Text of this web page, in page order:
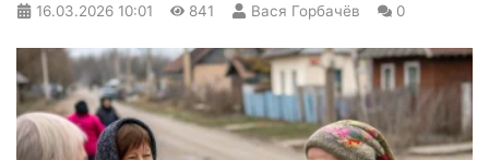
16.03.2026 10:01 841 Вася Горбачёв 0